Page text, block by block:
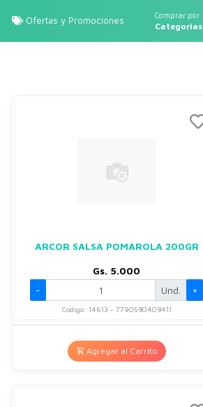
Ofertas y Promociones Comprar por
Categorias
ARCOR SALSA POMAROLA 200GR
Gs. 5.000
-
Und. +
Codigo: 14613 - 7790580408411
Agregar al Carrito